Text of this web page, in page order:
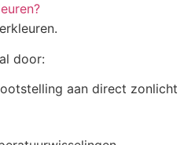
door:
aan direct zonlicht